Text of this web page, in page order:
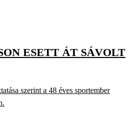
ESETT ÁT SÁVOLT
szerint a 48 éves sportember